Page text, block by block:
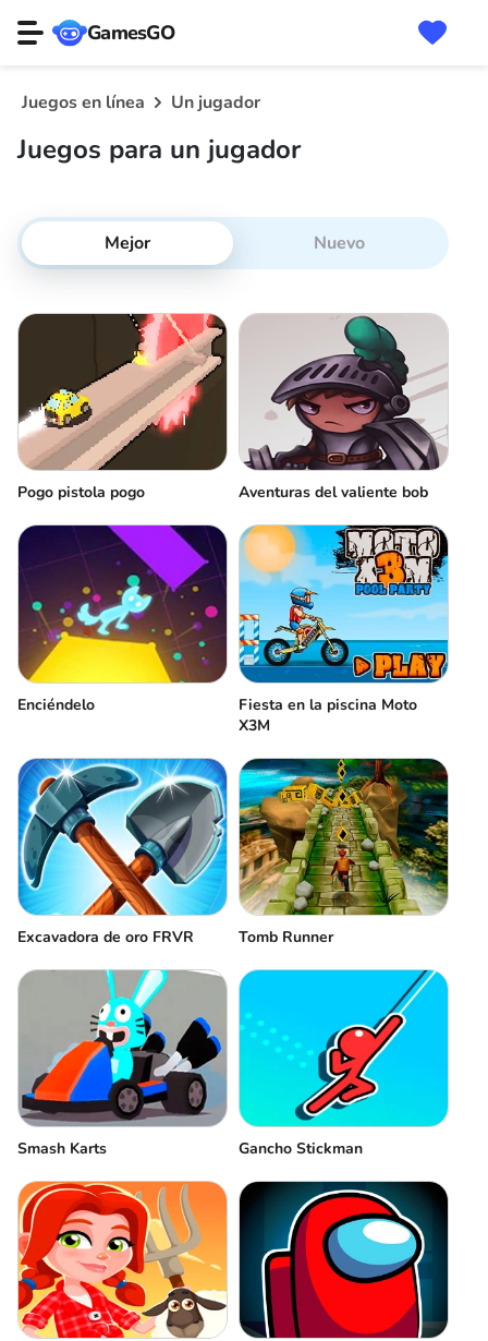
GamesGO
Juegos en línea Un jugador
Juegos para un jugador
Mejor Nuevo
Pogo pistola pogo Aventuras del valiente bob
Enciéndelo
Fiesta en la piscina Moto
X3M
Excavadora de oro FRVR Tomb Runner
Smash Karts Gancho Stickman